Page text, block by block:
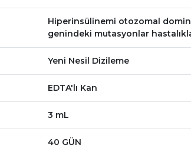
Hiperinsülinemi otozomal
genindeki mutasyonlar
Yeni Nesil Dizileme
EDTA'lı Kan
3 mL
40 GÜN